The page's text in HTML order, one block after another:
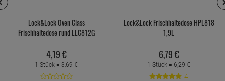
Lock&Lock Oven Glass
Frischhaltedose rund LLG812G
4,19€
1 Stück = 3,69 €
Lock&Lock Frischhaltedose HPL818
1,9L
6,79€
1 Stück = 6,29 €
4